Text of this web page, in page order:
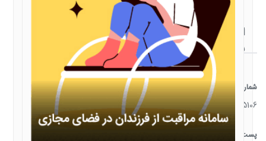
ارتباط
با ما
شماره تماس
05138385106
پست الکترونیک